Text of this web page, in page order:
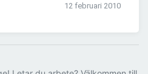
12 februari 2010